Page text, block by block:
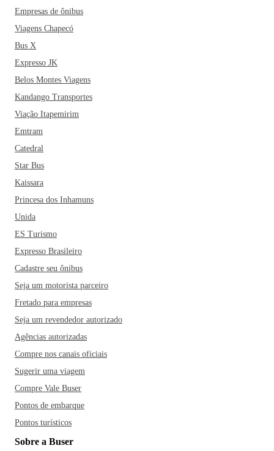
Empresas de ônibus
Viagens Chapecó
Bus X
Expresso JK
Belos Montes Viagens
Kandango Transportes
Viação Itapemirim
Emtram
Catedral
Star Bus
Kaissara
Princesa dos Inhamuns
Unida
ES Turismo
Expresso Brasileiro
Cadastre seu ônibus
Seja um motorista parceiro
Fretado para empresas
Seja um revendedor autorizado
Agências autorizadas
Compre nos canais oficiais
Sugerir uma viagem
Compre Vale Buser
Pontos de embarque
Pontos turísticos
Sobre a Buser